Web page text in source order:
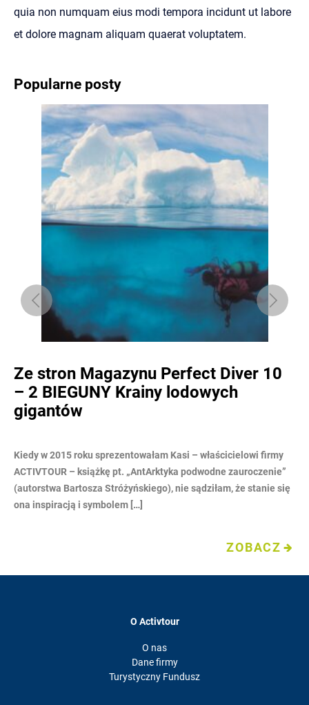
quia non numquam eius modi tempora incidunt ut labore
et dolore magnam aliquam quaerat voluptatem.
Popularne posty
Ze stron Magazynu Perfect Diver 10
– 2 BIEGUNY Krainy lodowych
gigantów
Kiedy w 2015 roku sprezentowałam Kasi – właścicielowi firmy
ACTIVTOUR – książkę pt. „AntArktyka podwodne zauroczenie”
(autorstwa Bartosza Stróżyńskiego), nie sądziłam, że stanie się
ona inspiracją i symbolem […]
ZOBACZ
O Activtour
O nas
Dane firmy
Turystyczny Fundusz